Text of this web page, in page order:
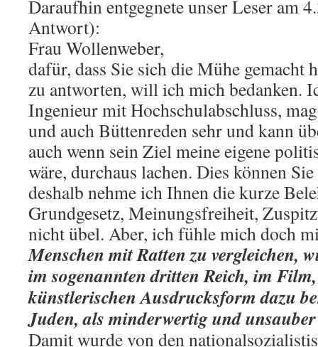
Daraufhin entgegnete unser Leser am
Antwort):
Frau Wollenweber,
dafür, dass Sie sich die Mühe gemacht
zu antworten, will ich mich bedanken.
Ingenieur mit Hochschulabschluss,
und auch Büttenreden sehr und kann
auch wenn sein Ziel meine eigene
wäre, durchaus lachen. Dies können
deshalb nehme ich Ihnen die kurze
Grundgesetz, Meinungsfreiheit,
nicht übel. Aber, ich fühle mich doch
Menschen mit Ratten zu vergleichen,
im sogenannten dritten Reich, im
künstlerischen Ausdrucksform dazu
Juden, als minderwertig und
Damit wurde von den